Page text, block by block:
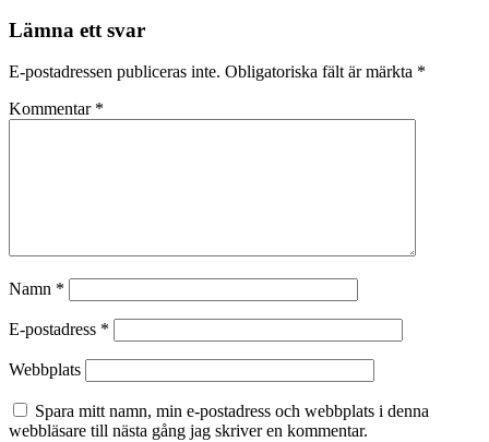
Lämna ett svar
E-postadressen publiceras inte. Obligatoriska fält är märkta *
Kommentar *
Namn *
E-postadress *
Webbplats
Spara mitt namn, min e-postadress och webbplats i denna
webbläsare till nästa gång jag skriver en kommentar.